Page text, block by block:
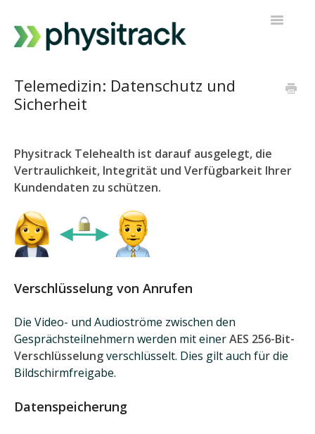
Telemedizin: Datenschutz und
Sicherheit
Physitrack Telehealth ist darauf ausgelegt, die
Vertraulichkeit, Integrität und Verfügbarkeit Ihrer
Kundendaten zu schützen.
Verschlüsselung von Anrufen
Die Video- und Audioströme zwischen den
Gesprächsteilnehmern werden mit einerAES 256-Bit-
Verschlüsselungverschlüsselt. Dies gilt auch für die
Bildschirmfreigabe.
Datenspeicherung